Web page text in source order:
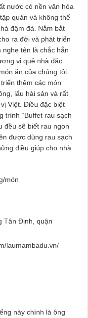
nước có nền văn hóa
quán và không thể
đậm đà. Nắm bắt
ra đời và phát triển
nghe tên là chắc hẳn
vị quê nhà đặc
ăn của chúng tôi.
thêm các món
lẩu hải sản và rất
Việt. Điều đặc biệt
trình “Buffet rau sạch
đều sẽ biết rau ngon
được dùng rau sạch
điều giúp cho nhà
món
Tân Định, quận
laumambadu.vn/
này chính là ông